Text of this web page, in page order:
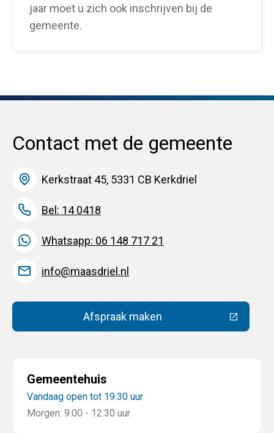
jaar moet u zich ook inschrijven bij de
gemeente.
Contact met de gemeente
Kerkstraat 45, 5331 CB Kerkdriel
Bel: 14 0418
Whatsapp: 06 148 717 21
info@maasdriel.nl
Afspraak maken(Deze link gaat naar een
Gemeentehuis
Vandaag open tot 19.30 uur
Morgen: 9.00 - 12.30 uur